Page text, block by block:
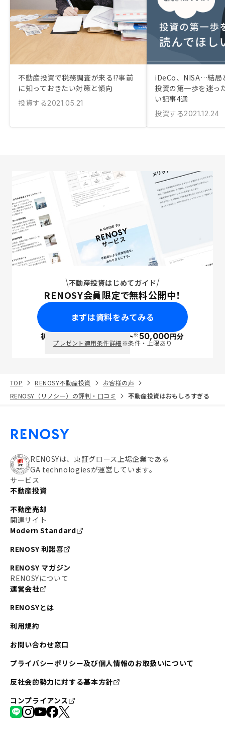
不動産投資で税務調査が来る!?事前
に知っておきたい対策と傾向
投資する2021.05.21
iDeCo、NISA…結局
投資の第一歩を迷っ
い記事4選
投資する2021.12.24
不動産投資はじめてガイド
RENOSY会員限定で無料公開中！
まずは資料をみてみる
初回面談で ポイント※50,000円分
プレゼント適用条件詳細※条件・上限あり
TOP RENOSY不動産投資
お客様の声
RENOSY（リノシー）の評判・口コミ
不動産投資はおもしろすぎる
RENOSYは、東証グロース上場企業である
GA technologiesが運営しています。
サービス
不動産投資
不動産売却
関連サイト
Modern Standard
RENOSY 利諾喜
RENOSY マガジン
RENOSYについて
運営会社
RENOSYとは
利用規約
お問い合わせ窓口
プライバシーポリシー及び個人情報のお取扱いについて
反社会的勢力に対する基本方針
コンプライアンス